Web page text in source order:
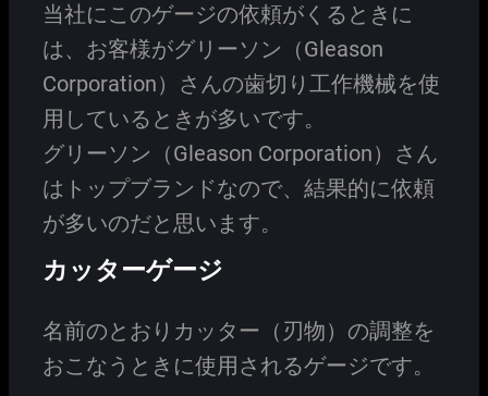
当社にこのゲージの依頼がくるときに
は、お客様がグリーソン（Gleason
Corporation）さんの歯切り工作機械を使
用しているときが多いです。
グリーソン（Gleason Corporation）さん
はトップブランドなので、結果的に依頼
が多いのだと思います。
カッターゲージ
名前のとおりカッター（刃物）の調整を
おこなうときに使用されるゲージです。